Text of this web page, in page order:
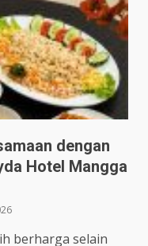
dengan
Hotel Mangga
berharga selain